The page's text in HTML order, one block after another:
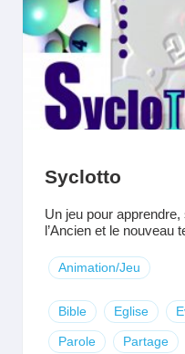
Syclotto
Un jeu pour
l’Ancien et le nouveau
Animation/Jeu
Bible Eglise
Parole Partage